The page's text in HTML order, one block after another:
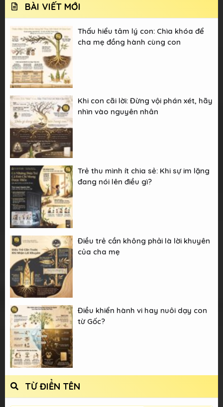
BÀI VIẾT MỚI
Thấu hiểu tâm lý con: Chìa khóa để
cha mẹ đồng hành cùng con
Khi con cãi lời: Đừng vội phán xét, hãy
nhìn vào nguyên nhân
Trẻ thu mình ít chia sẻ: Khi sự im lặng
đang nói lên điều gì?
Điều trẻ cần không phải là lời khuyên
của cha mẹ
Điều khiển hành vi hay nuôi dạy con
từ Gốc?
TỪ ĐIỂN TÊN